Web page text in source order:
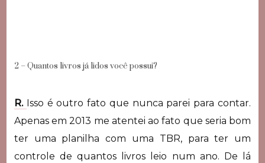
2 – Quantos livros já lidos você possui?
R. Isso é outro fato que nunca parei para contar.
Apenas em 2013 me atentei ao fato que seria bom
ter uma planilha com uma TBR, para ter um
controle de quantos livros leio num ano. De lá